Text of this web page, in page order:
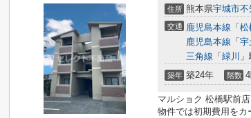
住所 熊本県宇城市不
交通 鹿児島本線 「 松
鹿児島本線 「 宇
三角線 「 緑川
築年 築24年 階数
マルショク 松橋駅前
物件では初期費用をカ